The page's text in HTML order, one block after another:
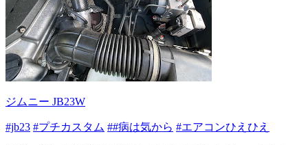
ジムニー JB23W
#jb23 #プチカスタム ##病は気から #エアコンひえひえ